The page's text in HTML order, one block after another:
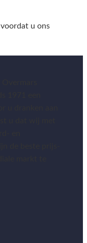
voordat u ons